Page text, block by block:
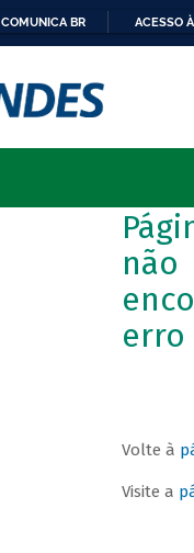
COMUNICA BR ACESSO
não
erro
Volte à
Visite a